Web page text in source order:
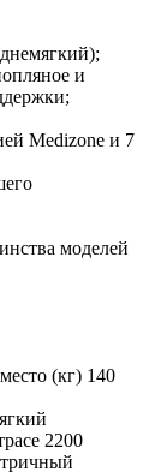
и
Medizone и 7
моделей
(кг) 140
2200